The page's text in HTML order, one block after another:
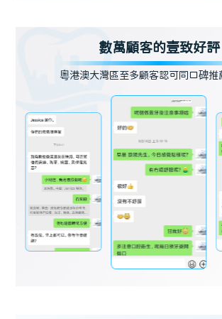
數萬顧客的壹致好評
粵港澳大灣區至多顧客認可同口碑推